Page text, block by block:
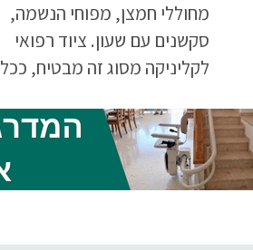
מחוללי חמצן, מפוחי הנשמה,
סקשנים עם שעון. ציוד רפואי
לקליניקה מסוג זה מבטיח, ככל
ממצב המחייב ביצוע החייאה,
במקום יימצא כל הציוד הדרוש
שימקסם את הסיכוי להצילו.